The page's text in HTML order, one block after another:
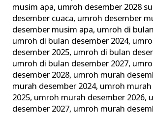
musim apa, umroh desember 2028
desember cuaca, umroh desember
desember musim apa, umroh di
umroh di bulan desember 2024,
desember 2025, umroh di bulan
umroh di bulan desember 2027,
desember 2028, umroh murah
murah desember 2024, umroh
2025, umroh murah desember 2026,
desember 2027, umroh murah